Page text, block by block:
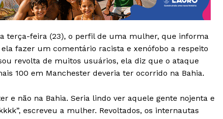
terça-feira (23), o perfil de uma mulher, que informa
fazer um comentário racista e xenófobo a respeito
revolta de muitos usuários, ela diz que o ataque
100 em Manchester deveria ter ocorrido na Bahia.
e não na Bahia. Seria lindo ver aquele gente nojenta e
escreveu a mulher. Revoltados, os internautas